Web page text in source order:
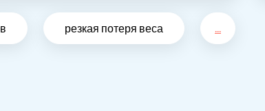
резкая потеря веса ...